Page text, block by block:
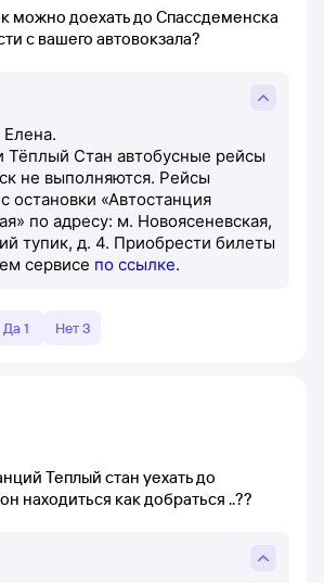
можно доехать до Спассдеменска
с вашего автовокзала?
Елена.
Тёплый Стан автобусные рейсы
не выполняются. Рейсы
остановки «Автостанция
по адресу: м. Новоясеневская,
тупик, д. 4. Приобрести билеты
сервисе по ссылке.
Да 1 Нет 3
Теплый стан уехать до
находиться как добраться ..??